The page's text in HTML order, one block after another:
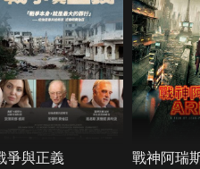
爭與正義 戰神阿瑞